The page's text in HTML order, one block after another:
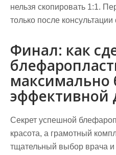
нельзя скопировать 1:1.
только после
Финал: как
максимально
эффективной
Секрет успешной
красота, а грамотный
тщательный выбор врача и